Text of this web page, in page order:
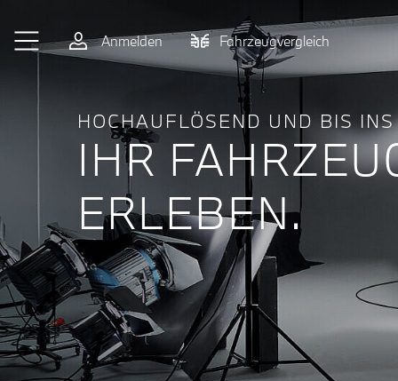
Anmelden
Fahrzeugvergleich
HOCHAUFLÖSEND UND BIS
IHR
ERLEBEN.